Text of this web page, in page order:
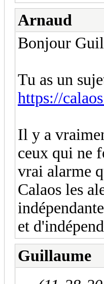
Arnaud
Bonjour
Tu as un
https://
Il y a
ceux qui ne
vrai alarme
Calaos les
et
Guillaume